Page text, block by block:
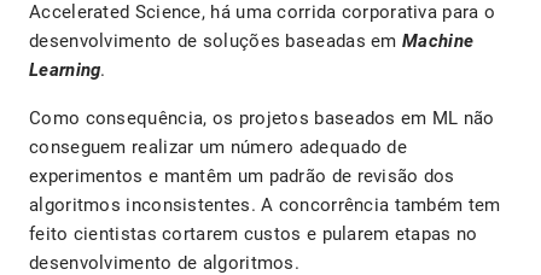
Accelerated Science, há uma corrida corporativa para o
desenvolvimento de soluções baseadas em Machine
Learning.
Como consequência, os projetos baseados em ML não
conseguem realizar um número adequado de
experimentos e mantêm um padrão de revisão dos
algoritmos inconsistentes. A concorrência também tem
feito cientistas cortarem custos e pularem etapas no
desenvolvimento de algoritmos.